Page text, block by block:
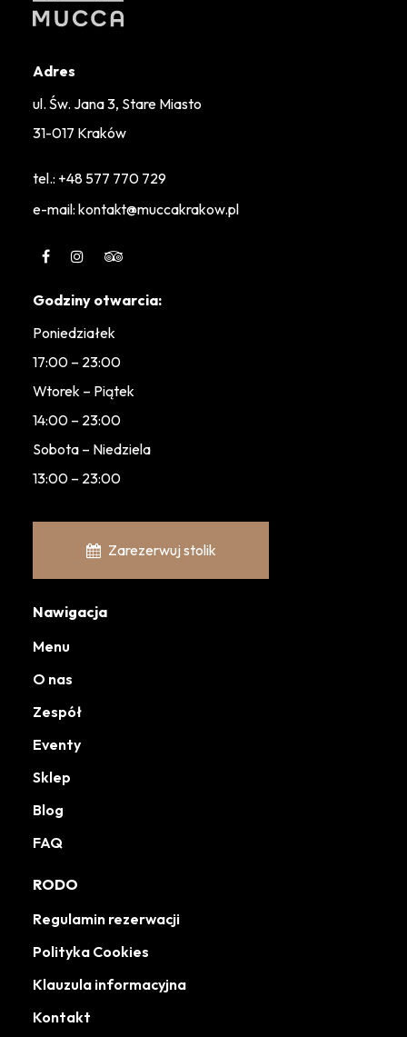
Adres
ul. Św. Jana 3, Stare Miasto
31-017 Kraków
tel.: +48 577 770 729
e-mail: kontakt@muccakrakow.pl
Nawigacja
Menu
O nas
Zespół
Eventy
Sklep
Blog
FAQ
RODO
Regulamin rezerwacji
Polityka Cookies
Klauzula informacyjna
Kontakt
Godziny otwarcia:
Poniedziałek
17:00 – 23:00
Wtorek – Piątek
14:00 – 23:00
Sobota – Niedziela
13:00 – 23:00
Zarezerwuj stolik